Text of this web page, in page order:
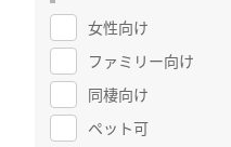
女性向け
ファミリー向け
同棲向け
ペット可